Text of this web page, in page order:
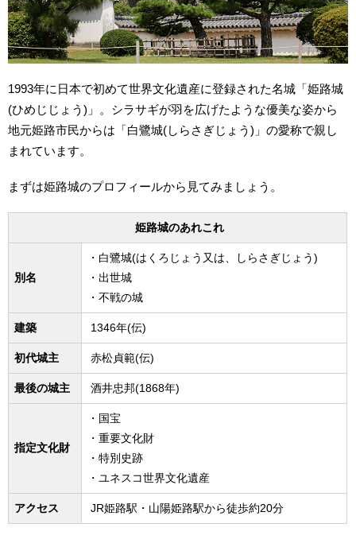
1993年に日本で初めて世界文化遺産に登録された名城「姫路城
(ひめじじょう)」。シラサギが羽を広げたような優美な姿から
地元姫路市民からは「白鷺城(しらさぎじょう)」の愛称で親し
まれています。
まずは姫路城のプロフィールから見てみましょう。
姫路城のあれこれ
別名
・白鷺城(はくろじょう又は、しらさぎじょう)
・出世城
・不戦の城
建築 1346年(伝)
初代城主 赤松貞範(伝)
最後の城主 酒井忠邦(1868年)
指定文化財
・国宝
・重要文化財
・特別史跡
・ユネスコ世界文化遺産
アクセス JR姫路駅・山陽姫路駅から徒歩約20分